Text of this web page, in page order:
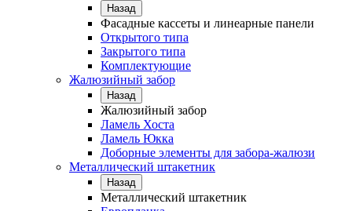
Назад
Фасадные кассеты и линеарные панели
Открытого типа
Закрытого типа
Комплектующие
Жалюзийный забор
Назад
Жалюзийный забор
Ламель Хоста
Ламель Юкка
Доборные элементы для забора-жалюзи
Металлический штакетник
Назад
Металлический штакетник